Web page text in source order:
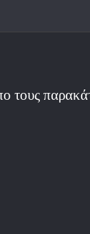
τους